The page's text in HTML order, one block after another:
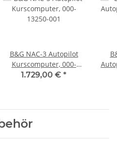
B&G NAC-3 Autopilot
Kurscomputer, 000-
13250-001
1.729,00 € *